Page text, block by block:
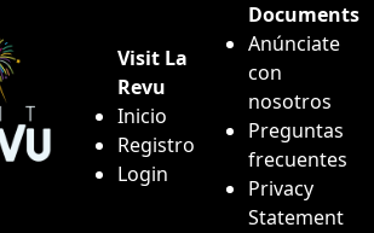
Visit La
Revu
Inicio
Registro
Login
Documents
Anúnciate
con
nosotros
Preguntas
frecuentes
Privacy
Statement